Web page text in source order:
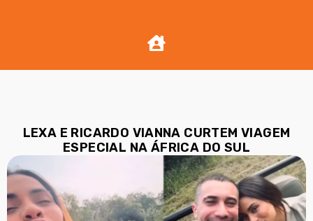
LEXA E RICARDO VIANNA CURTEM VIAGEM
ESPECIAL NA ÁFRICA DO SUL